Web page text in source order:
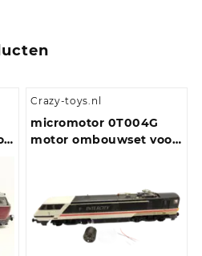
Crazy-toys.nl
micromotor 0T004G
motor ombouwset voor
Class 86, Class 90, Class
91 , Class 110, Class 253 ,
Class 370 en andere
BO-BO locomotieven